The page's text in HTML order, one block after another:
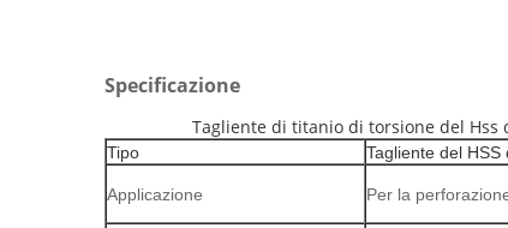
Specificazione
Tagliente di titanio di torsione del
Tipo Tagliente del
Applicazione Per la